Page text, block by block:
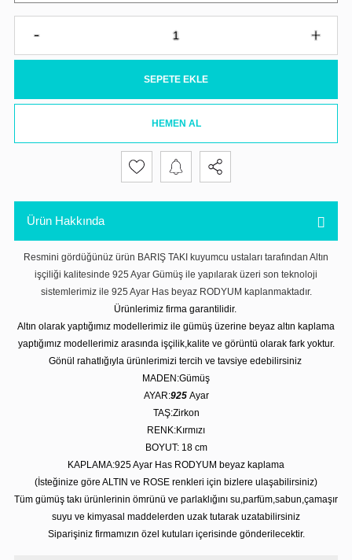
SEPETE EKLE
HEMEN AL
Ürün Hakkında
Resmini gördüğünüz ürün BARIŞ TAKI kuyumcu ustaları tarafından Altın
işçiliği kalitesinde 925 Ayar Gümüş ile yapılarak üzeri son teknoloji
sistemlerimiz ile 925 Ayar Has beyaz RODYUM kaplanmaktadır.
Ürünlerimiz firma garantilidir.
Altın olarak yaptığımız modellerimiz ile gümüş üzerine beyaz altın kaplama
yaptığımız modellerimiz arasında işçilik,kalite ve görüntü olarak fark yoktur.
Gönül rahatlığıyla ürünlerimizi tercih ve tavsiye edebilirsiniz
MADEN:Gümüş
AYAR:925 Ayar
TAŞ:Zirkon
RENK:Kırmızı
BOYUT: 18 cm
KAPLAMA:925 Ayar Has RODYUM beyaz kaplama
(İsteğinize göre ALTIN ve ROSE renkleri için bizlere ulaşabilirsiniz)
Tüm gümüş takı ürünlerinin ömrünü ve parlaklığını su,parfüm,sabun,çamaşır
suyu ve kimyasal maddelerden uzak tutarak uzatabilirsiniz
Siparişiniz firmamızın özel kutuları içerisinde gönderilecektir.